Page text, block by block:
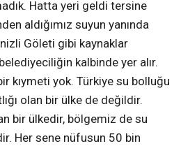
Hatta yeri geldi tersine
aldığımız suyun yanında
Göleti gibi kaynaklar
kalbinde yer alır.
kıymeti yok. Türkiye su bolluğu
olan bir ülke de değildir.
bir ülkedir, bölgemiz de su
Her sene nüfusun 50 bin